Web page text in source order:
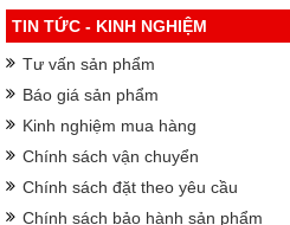
TIN TỨC - KINH NGHIỆM
Tư vấn sản phẩm
Báo giá sản phẩm
Kinh nghiệm mua hàng
Chính sách vận chuyển
Chính sách đặt theo yêu cầu
Chính sách bảo hành sản phẩm